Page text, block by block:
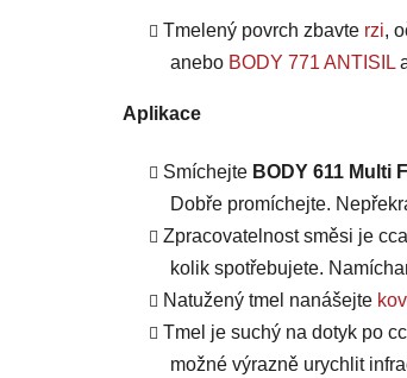
Tmelený povrch zbavte rzi,
anebo BODY 771 ANTISIL
Aplikace
Smíchejte BODY 611 Multi
Dobře promíchejte.
Zpracovatelnost směsi je
kolik spotřebujete.
Natužený tmel nanášejte
Tmel je suchý na dotyk po
možné výrazně urychlit